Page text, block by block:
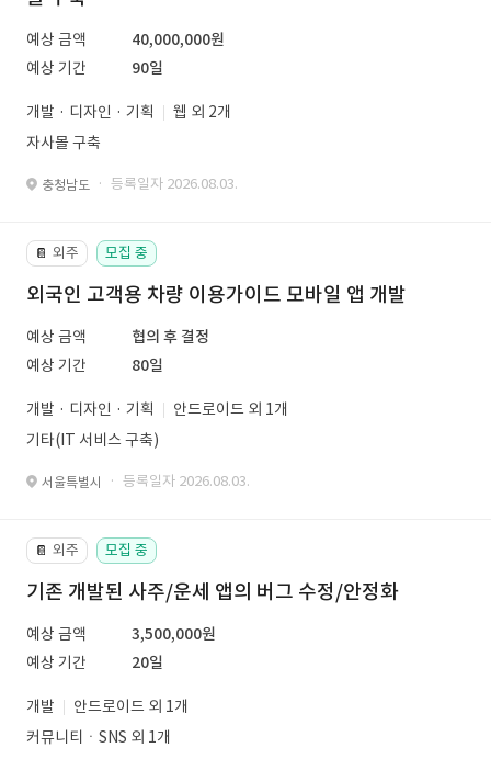
예상 금액
40,000,000원
예상 기간
90일
개발 · 디자인 · 기획
웹 외 2개
자사몰 구축
충청남도 · 등록일자 2026.08.03.
📔 외주 모집 중
외국인 고객용 차량 이용가이드 모바일 앱 개발
예상 금액
협의 후 결정
예상 기간
80일
개발 · 디자인 · 기획
안드로이드 외 1개
기타(IT 서비스 구축)
서울특별시 · 등록일자 2026.08.03.
📔 외주 모집 중
기존 개발된 사주/운세 앱의 버그 수정/안정화
예상 금액
3,500,000원
예상 기간
20일
개발
안드로이드 외 1개
커뮤니티ㆍSNS 외 1개